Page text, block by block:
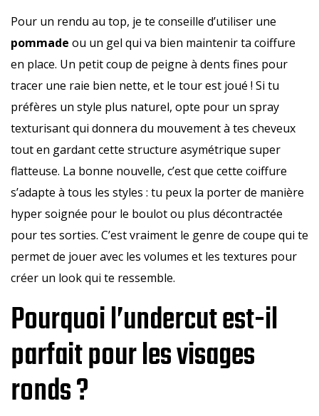
Pour un rendu au top, je te conseille d’utiliser une
pommade ou un gel qui va bien maintenir ta coiffure
en place. Un petit coup de peigne à dents fines pour
tracer une raie bien nette, et le tour est joué ! Si tu
préfères un style plus naturel, opte pour un spray
texturisant qui donnera du mouvement à tes cheveux
tout en gardant cette structure asymétrique super
flatteuse. La bonne nouvelle, c’est que cette coiffure
s’adapte à tous les styles : tu peux la porter de manière
hyper soignée pour le boulot ou plus décontractée
pour tes sorties. C’est vraiment le genre de coupe qui te
permet de jouer avec les volumes et les textures pour
créer un look qui te ressemble.
Pourquoi l’undercut est-il
parfait pour les visages
ronds ?